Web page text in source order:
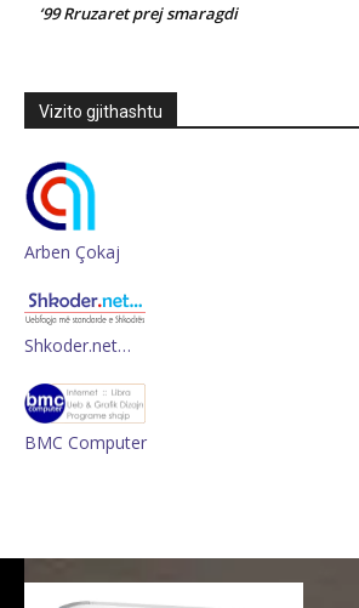
‘99 Rruzaret prej smaragdi
Vizito gjithashtu
Arben Çokaj
Shkoder.net…
BMC Computer